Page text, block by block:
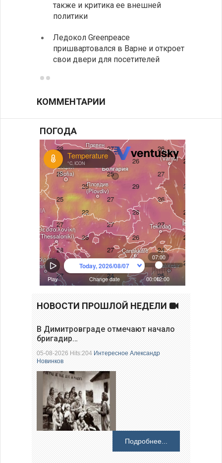
также и критика ее внешней
политики
Ледокол Greenpeace
пришвартовался в Варне и откроет
свои двери для посетителей
КОММЕНТАРИИ
ПОГОДА
НОВОСТИ ПРОШЛОЙ НЕДЕЛИ
В Димитровграде отмечают начало
бригадир…
05-08-2026 Hits:204Интересное Александр
Новинков
Подробнее...